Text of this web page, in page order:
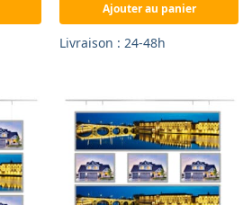
Ajouter au panier
Livraison : 24-48h